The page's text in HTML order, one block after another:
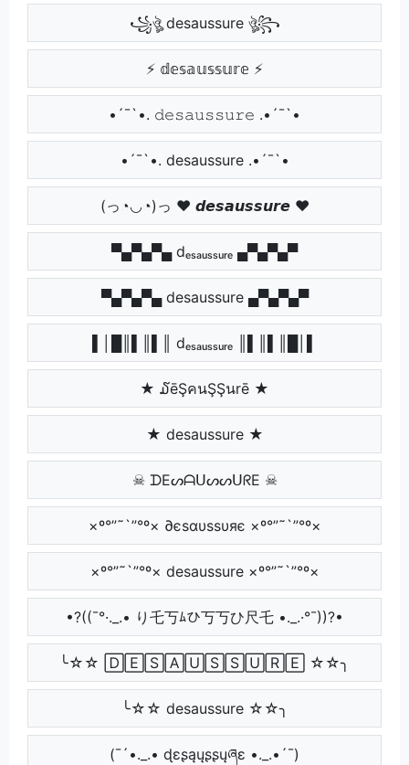
꧁ঔৣ desaussure ঔৣ꧂
⚡ 𝕕𝕖𝕤𝕒𝕦𝕤𝕤𝕦𝕣𝕖 ⚡
•´¯`•. 𝚍𝚎𝚜𝚊𝚞𝚜𝚜𝚞𝚛𝚎 .•´¯`•
•´¯`•. desaussure .•´¯`•
(っ◔◡◔)っ ♥ 𝙙𝙚𝙨𝙖𝙪𝙨𝙨𝙪𝙧𝙚 ♥
▀▄▀▄▀▄ dₑₛₐᵤₛₛᵤᵣₑ ▄▀▄▀▄▀
▀▄▀▄▀▄ desaussure ▄▀▄▀▄▀
▌│█║▌║▌║ dₑₛₐᵤₛₛᵤᵣₑ ║▌║▌║█│▌
★ ໓ēŞคนŞŞนrē ★
★ desaussure ★
☠ ᗪEᔕᗩᑌᔕᔕᑌᖇE ☠
×º°”˜`”°º× ∂єѕαυѕѕυяє ×º°”˜`”°º×
×º°”˜`”°º× desaussure ×º°”˜`”°º×
•?((¯°·._.• り乇丂ﾑひ丂丂ひ尺乇 •._.·°¯))?•
╰☆☆ 🄳🄴🅂🄰🅄🅂🅂🅄🅁🄴 ☆☆╮
╰☆☆ desaussure ☆☆╮
(¯´•._.• ɖɛʂąųʂʂųཞɛ •._.•´¯)